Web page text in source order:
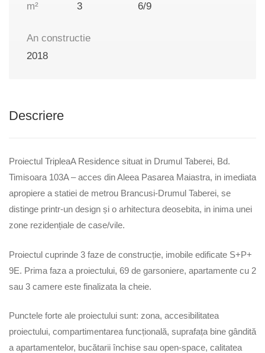
m²
3
6/9
An constructie
2018
Descriere
Proiectul TripleaA Residence situat in Drumul Taberei, Bd.
Timisoara 103A – acces din Aleea Pasarea Maiastra, in imediata
apropiere a statiei de metrou Brancusi-Drumul Taberei, se
distinge printr-un design și o arhitectura deosebita, in inima unei
zone rezidențiale de case/vile.
Proiectul cuprinde 3 faze de construcție, imobile edificate S+P+
9E. Prima faza a proiectului, 69 de garsoniere, apartamente cu 2
sau 3 camere este finalizata la cheie.
Punctele forte ale proiectului sunt: zona, accesibilitatea
proiectului, compartimentarea funcțională, suprafața bine gândită
a apartamentelor, bucătarii închise sau open-space, calitatea